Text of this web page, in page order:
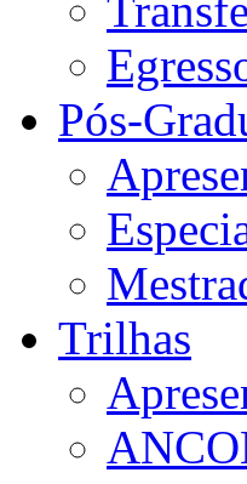
Pós-
Trilhas